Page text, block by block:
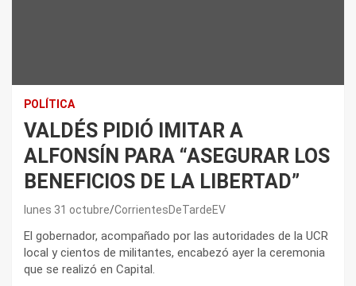
POLÍTICA
VALDÉS PIDIÓ IMITAR A
ALFONSÍN PARA “ASEGURAR LOS
BENEFICIOS DE LA LIBERTAD”
lunes 31 octubre CorrientesDeTardeEV
El gobernador, acompañado por las autoridades de la UCR
local y cientos de militantes, encabezó ayer la ceremonia
que se realizó en Capital.